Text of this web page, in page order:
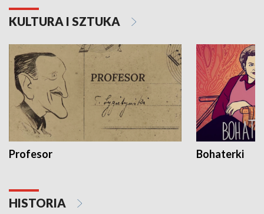
KULTURA I SZTUKA
Profesor Bohaterki
HISTORIA